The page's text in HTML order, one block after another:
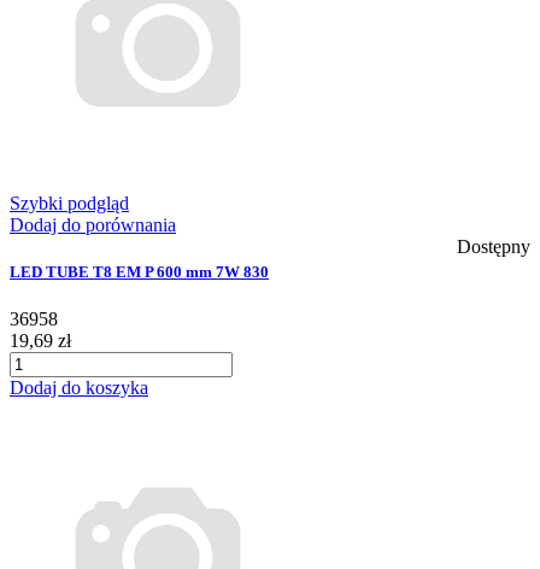
Szybki podgląd
Dodaj do porównania
Dostępny
LED TUBE T8 EM P 600 mm 7W 830
36958
19,69 zł
Dodaj do koszyka